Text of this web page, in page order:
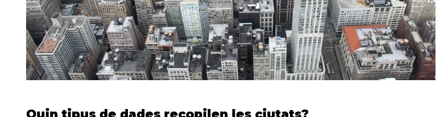
Quin tipus de dades recopilen les ciutats?